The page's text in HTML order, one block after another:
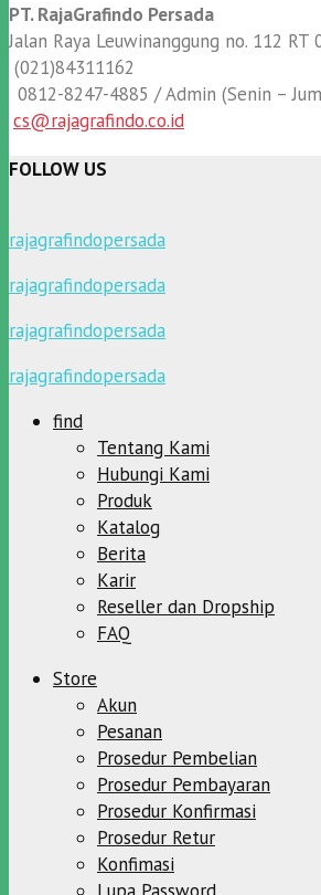
PT. RajaGrafindo Persada
Jalan Raya Leuwinanggung no. 112
(021)84311162
0812-8247-4885 / Admin (Senin –
cs@rajagrafindo.co.id
FOLLOW US
rajagrafindopersada
rajagrafindopersada
rajagrafindopersada
rajagrafindopersada
find
Tentang Kami
Hubungi Kami
Produk
Katalog
Berita
Karir
Reseller dan Dropship
FAQ
Store
Akun
Pesanan
Prosedur Pembelian
Prosedur Pembayaran
Prosedur Konfirmasi
Prosedur Retur
Konfimasi